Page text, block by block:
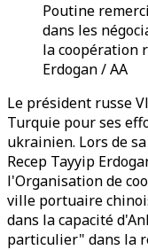
Poutine
dans les
la coopération
Erdogan / AA
Le président russe
Turquie pour ses
ukrainien. Lors de
Recep Tayyip
l'Organisation de
ville portuaire
dans la capacité
particulier" dans la